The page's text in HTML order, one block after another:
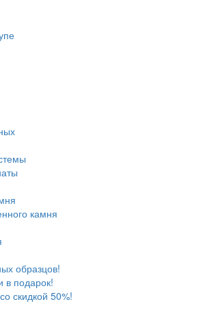
камня
образцов!
в подарок!
скидкой 50%!